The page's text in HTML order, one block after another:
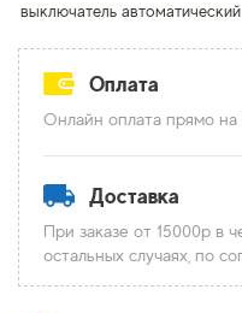
выключатель автоматический
Оплата
Онлайн оплата прямо на
Доставка
При заказе от 15000р в
остальных случаях, по